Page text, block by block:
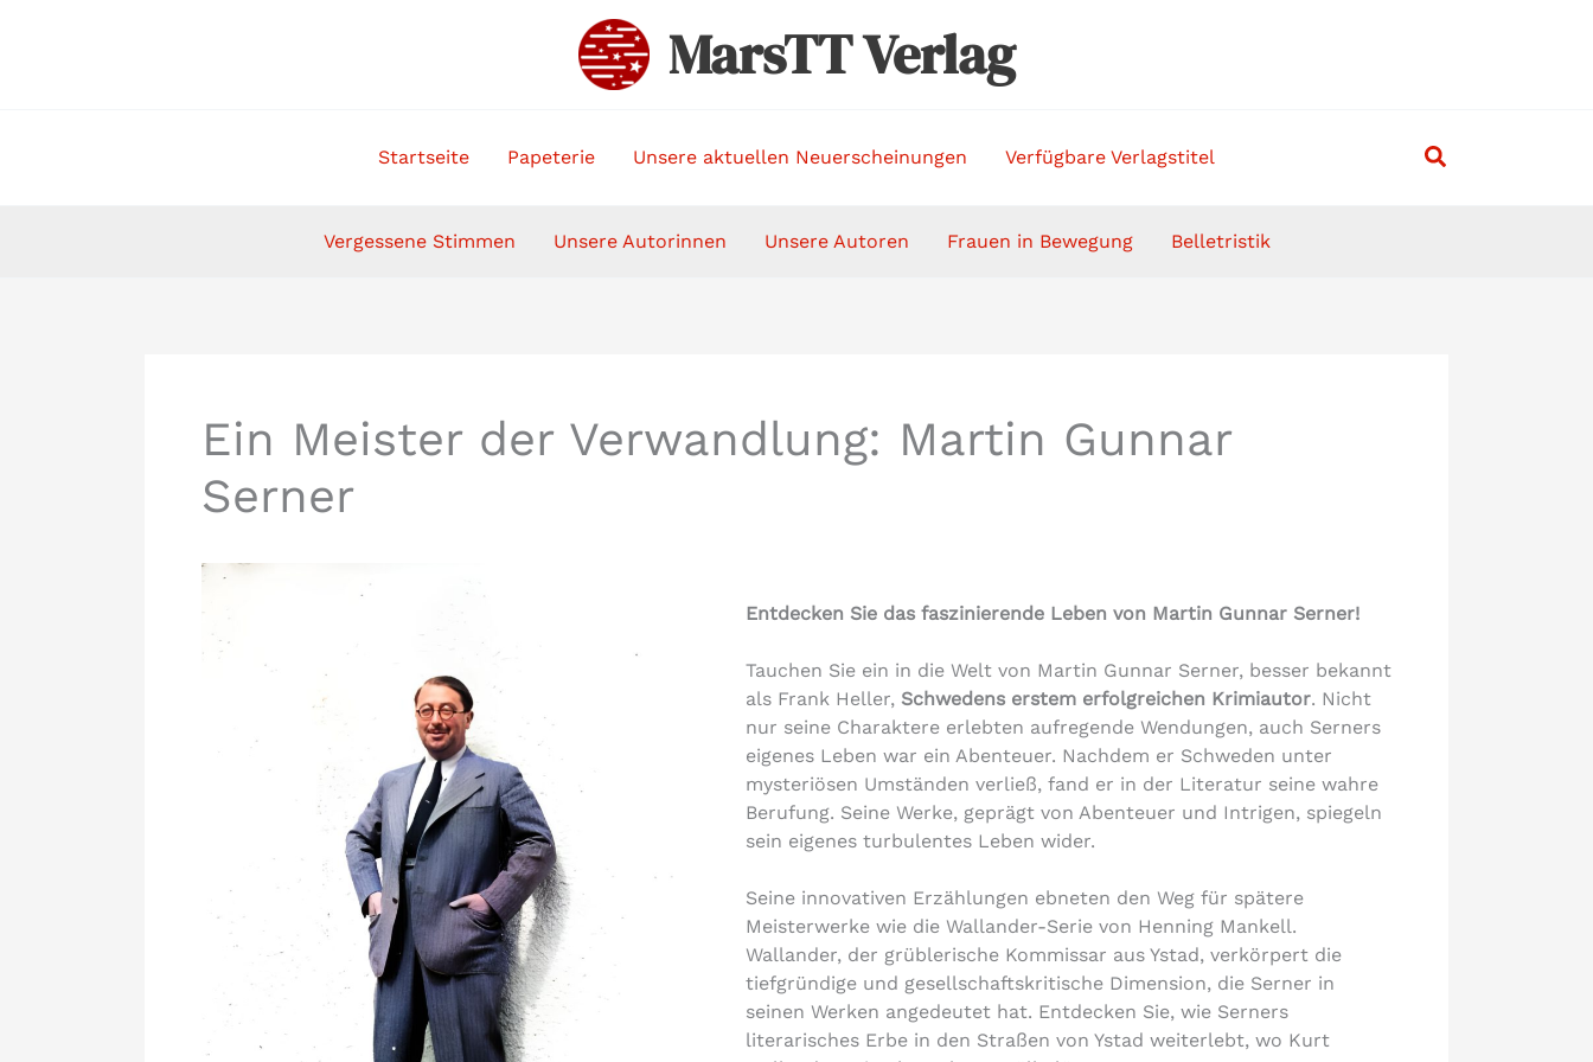
MarsTT Verlag
Startseite Papeterie Unsere aktuellen Neuerscheinungen Verfügbare Verlagstitel Suchen
Vergessene Stimmen Unsere Autorinnen Unsere Autoren Frauen in Bewegung Belletristik
Ein Meister der Verwandlung: Martin Gunnar
Serner
Entdecken Sie das faszinierende Leben von Martin Gunnar Serner!
Tauchen Sie ein in die Welt von Martin Gunnar Serner, besser bekannt
als Frank Heller, Schwedens erstem erfolgreichen Krimiautor. Nicht
nur seine Charaktere erlebten aufregende Wendungen, auch Serners
eigenes Leben war ein Abenteuer. Nachdem er Schweden unter
mysteriösen Umständen verließ, fand er in der Literatur seine wahre
Berufung. Seine Werke, geprägt von Abenteuer und Intrigen, spiegeln
sein eigenes turbulentes Leben wider.
Seine innovativen Erzählungen ebneten den Weg für spätere
Meisterwerke wie die Wallander-Serie von Henning Mankell.
Wallander, der grüblerische Kommissar aus Ystad, verkörpert die
tiefgründige und gesellschaftskritische Dimension, die Serner in
seinen Werken angedeutet hat. Entdecken Sie, wie Serners
literarisches Erbe in den Straßen von Ystad weiterlebt, wo Kurt